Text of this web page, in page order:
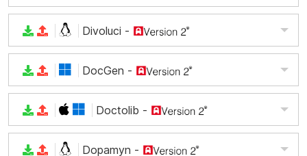
Divoluci -
DocGen -
Doctolib -
Dopamyn -